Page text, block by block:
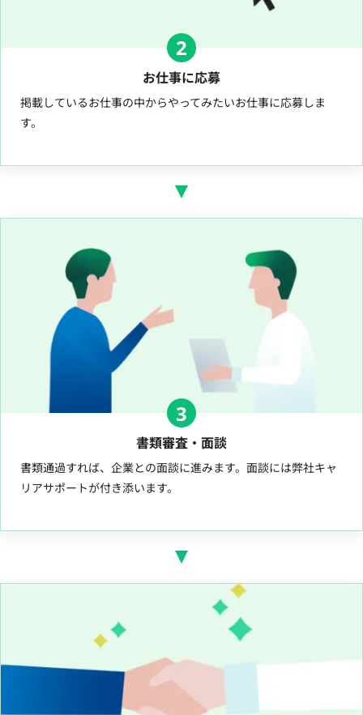
2
お仕事に応募
掲載しているお仕事の中からやってみたいお仕事に応募しま
す。
3
書類審査・面談
書類通過すれば、企業との面談に進みます。面談には弊社キャ
リアサポートが付き添います。